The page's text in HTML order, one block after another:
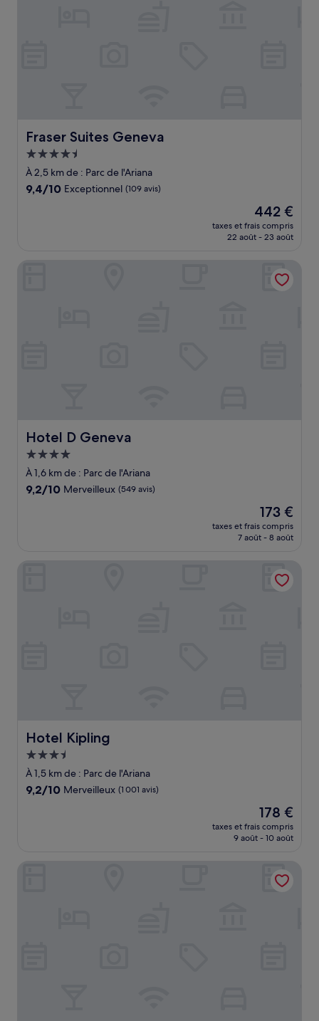
Fraser Suites Geneva
Fraser Suites Geneva
Hébergement
4.5 étoiles
À 2,5 km de : Parc de l'Ariana
9.4
9,4/10 Exceptionnel (109 avis)
Le
nouveau
prix
de
442 €
442 €
taxes et frais compris
22 août - 23 août
Hotel D Geneva
Hotel D Geneva
Hébergement
4.0 étoiles
À 1,6 km de : Parc de l'Ariana
9.2
9,2/10 Merveilleux (549 avis)
Le
nouveau
prix
de
173 €
173 €
taxes et frais compris
7 août - 8 août
Hotel Kipling
Hotel Kipling
Hébergement
3.5 étoiles
À 1,5 km de : Parc de l'Ariana
9.2
9,2/10 Merveilleux (1 001 avis)
Le
nouveau
prix
de
178 €
178 €
taxes et frais compris
9 août - 10 août